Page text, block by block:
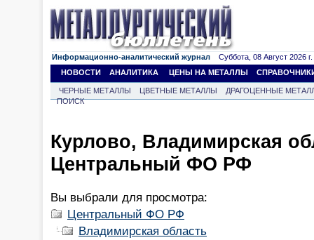
Информационно-аналитический журнал Суббота, 08 Август 2026 г.
НОВОСТИ
АНАЛИТИКА ЦЕНЫ НА МЕТАЛЛЫ
ЧЕРНЫЕ МЕТАЛЛЫ ЦВЕТНЫЕ МЕТАЛЛЫ
ДРАГОЦЕННЫЕ
ПОИСК
Курлово, Владимирская
Центральный ФО РФ
Вы выбрали для просмотра:
Центральный ФО РФ
Владимирская область